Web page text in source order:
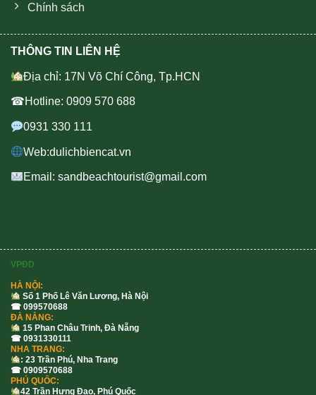
Chính sách
THÔNG TIN LIÊN HỆ
Địa chỉ: 17N Võ Chí Công, Tp.HCN
☎Hotline: 0909 570 688
0931 330 111
Web:dulichbiencat.vn
Email: sandbeachtourist@gmail.com
VPĐD
HÀ NỘI:
Số 1 Phố Lê Văn Lương, Hà Nội
☎ 099570688
ĐÀ NẴNG:
15 Phan Châu Trinh, Đà Nẵng
☎ 0931330111
NHA TRANG:
: 23 Trần Phú, Nha Trang
☎ 0909570688
PHÚ QUỐC:
42 Trần Hưng Đạo, Phú Quốc